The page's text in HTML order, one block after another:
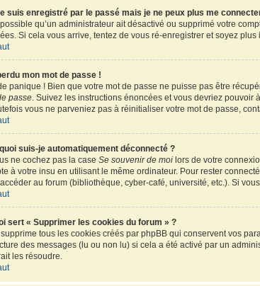
suis enregistré par le passé mais je ne peux plus me
possible qu’un administrateur ait désactivé ou supprimé votre
Si cela vous arrive, tentez de vous ré-enregistrer et soyez plus
mon mot de passe !
panique ! Bien que votre mot de passe ne puisse pas être
passe. Suivez les instructions énoncées et vous devriez pouvoir
vous ne parveniez pas à réinitialiser votre mot de passe,
suis-je automatiquement déconnecté ?
ne cochez pas la caseSe souvenir de moi lors de votre
à votre insu en utilisant le même ordinateur. Pour rester
au forum (bibliothèque, cyber-café, université, etc.). Si
sert « Supprimer les cookies du forum » ?
tous les cookies créés par phpBB qui conservent vos
des messages (lu ou non lu) si cela a été activé par un
les résoudre.